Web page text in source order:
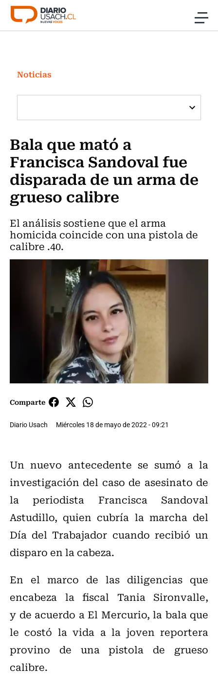
Click acá para ir directamente al contenido
Investigación
Cultura
Programas Radio y TV Usach
Noticias
Bala que mató a
Francisca Sandoval fue
disparada de un arma de
grueso calibre
El análisis sostiene que el arma
homicida coincide con una pistola de
calibre .40.
Comparte
Diario Usach Miércoles 18 de mayo de 2022 - 09:21
Un nuevo antecedente se sumó a la
investigación del caso de asesinato de
la periodista Francisca Sandoval
Astudillo, quien cubría la marcha del
Día del Trabajador cuando recibió un
disparo en la cabeza.
En el marco de las diligencias que
encabeza la fiscal Tania Sironvalle,
y de acuerdo a El Mercurio, la bala que
le costó la vida a la joven reportera
provino de una pistola de grueso
calibre.